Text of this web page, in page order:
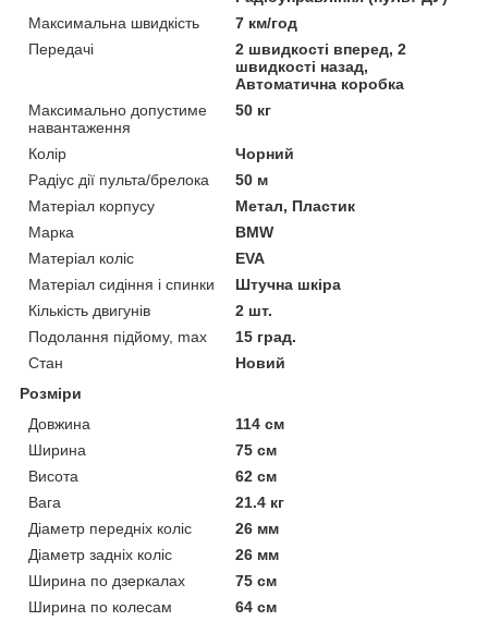
Максимальна швидкість
7 км/год
Передачі
2 швидкості вперед, 2
швидкості назад,
Автоматична коробка
Максимально допустиме
навантаження
50 кг
Колір
Чорний
Радіус дії пульта/брелока
50 м
Матеріал корпусу
Метал, Пластик
Марка
BMW
Матеріал коліс
EVA
Матеріал сидіння і спинки
Штучна шкіра
Кількість двигунів
2 шт.
Подолання підйому, max
15 град.
Стан
Новий
Розміри
Довжина
114 см
Ширина
75 см
Висота
62 см
Вага
21.4 кг
Діаметр передніх коліс
26 мм
Діаметр задніх коліс
26 мм
Ширина по дзеркалах
75 см
Ширина по колесам
64 см